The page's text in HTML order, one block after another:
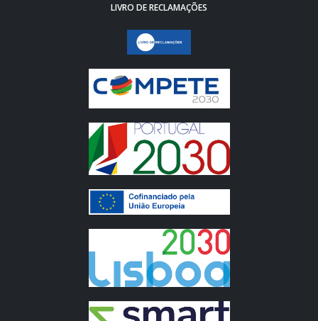
LIVRO DE RECLAMAÇÕES